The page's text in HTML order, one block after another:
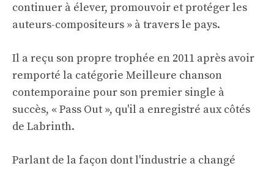
continuer à élever, promouvoir et protéger les
auteurs-compositeurs » à travers le pays.
Il a reçu son propre trophée en 2011 après avoir
remporté la catégorie Meilleure chanson
contemporaine pour son premier single à
succès, « Pass Out », qu'il a enregistré aux côtés
de Labrinth.
Parlant de la façon dont l'industrie a changé